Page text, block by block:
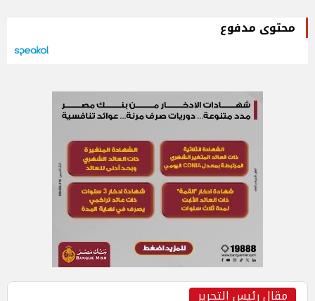
محتوى مدفوع
مقال رئيس التحرير